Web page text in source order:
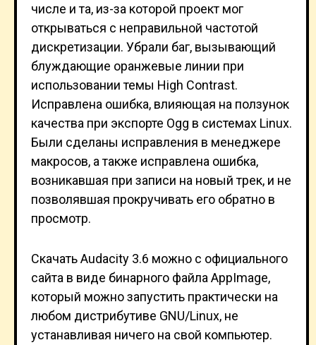
числе и та, из-за которой проект мог
открываться с неправильной частотой
дискретизации. Убрали баг, вызывающий
блуждающие оранжевые линии при
использовании темы High Contrast.
Исправлена ошибка, влияющая на ползунок
качества при экспорте Ogg в системах Linux.
Были сделаны исправления в менеджере
макросов, а также исправлена ошибка,
возникавшая при записи на новый трек, и не
позволявшая прокручивать его обратно в
просмотр.
Скачать Audacity 3.6 можно с официального
сайта в виде бинарного файла AppImage,
который можно запустить практически на
любом дистрибутиве GNU/Linux, не
устанавливая ничего на свой компьютер.